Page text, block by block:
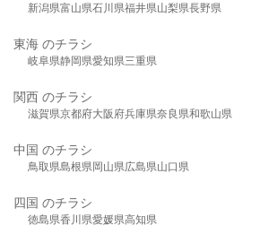
新潟県富山県石川県福井県山梨県長野県
東海 のチラシ
岐阜県静岡県愛知県三重県
関西 のチラシ
滋賀県京都府大阪府兵庫県奈良県和歌山県
中国 のチラシ
鳥取県島根県岡山県広島県山口県
四国 のチラシ
徳島県香川県愛媛県高知県